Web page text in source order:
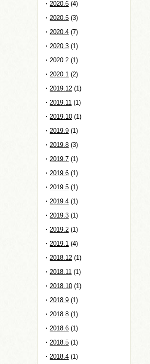
2020.6 (4)
2020.5 (3)
2020.4 (7)
2020.3 (1)
2020.2 (1)
2020.1 (2)
2019.12 (1)
2019.11 (1)
2019.10 (1)
2019.9 (1)
2019.8 (3)
2019.7 (1)
2019.6 (1)
2019.5 (1)
2019.4 (1)
2019.3 (1)
2019.2 (1)
2019.1 (4)
2018.12 (1)
2018.11 (1)
2018.10 (1)
2018.9 (1)
2018.8 (1)
2018.6 (1)
2018.5 (1)
2018.4 (1)